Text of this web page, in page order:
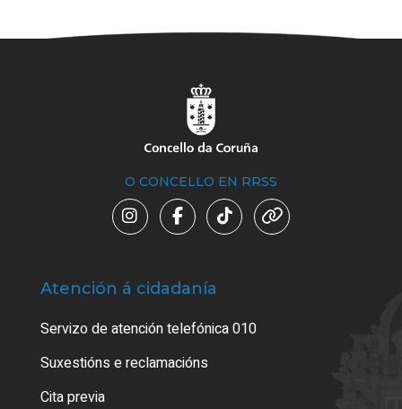
O CONCELLO EN RRSS
Atención á cidadanía
Servizo de atención telefónica 010
Suxestións e reclamacións
Cita previa